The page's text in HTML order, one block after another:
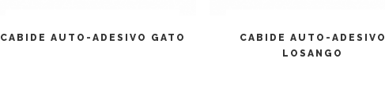
CABIDE AUTO-ADESIVO GATO
CABIDE AUTO-ADESIVO
LOSANGO